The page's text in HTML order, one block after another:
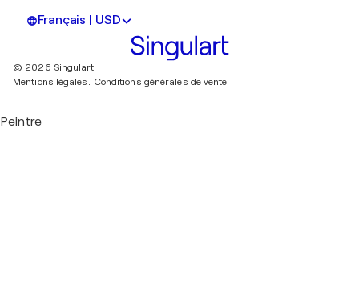
Français | USD
© 2026 Singulart
Mentions légales. Conditions générales de vente
Peintre